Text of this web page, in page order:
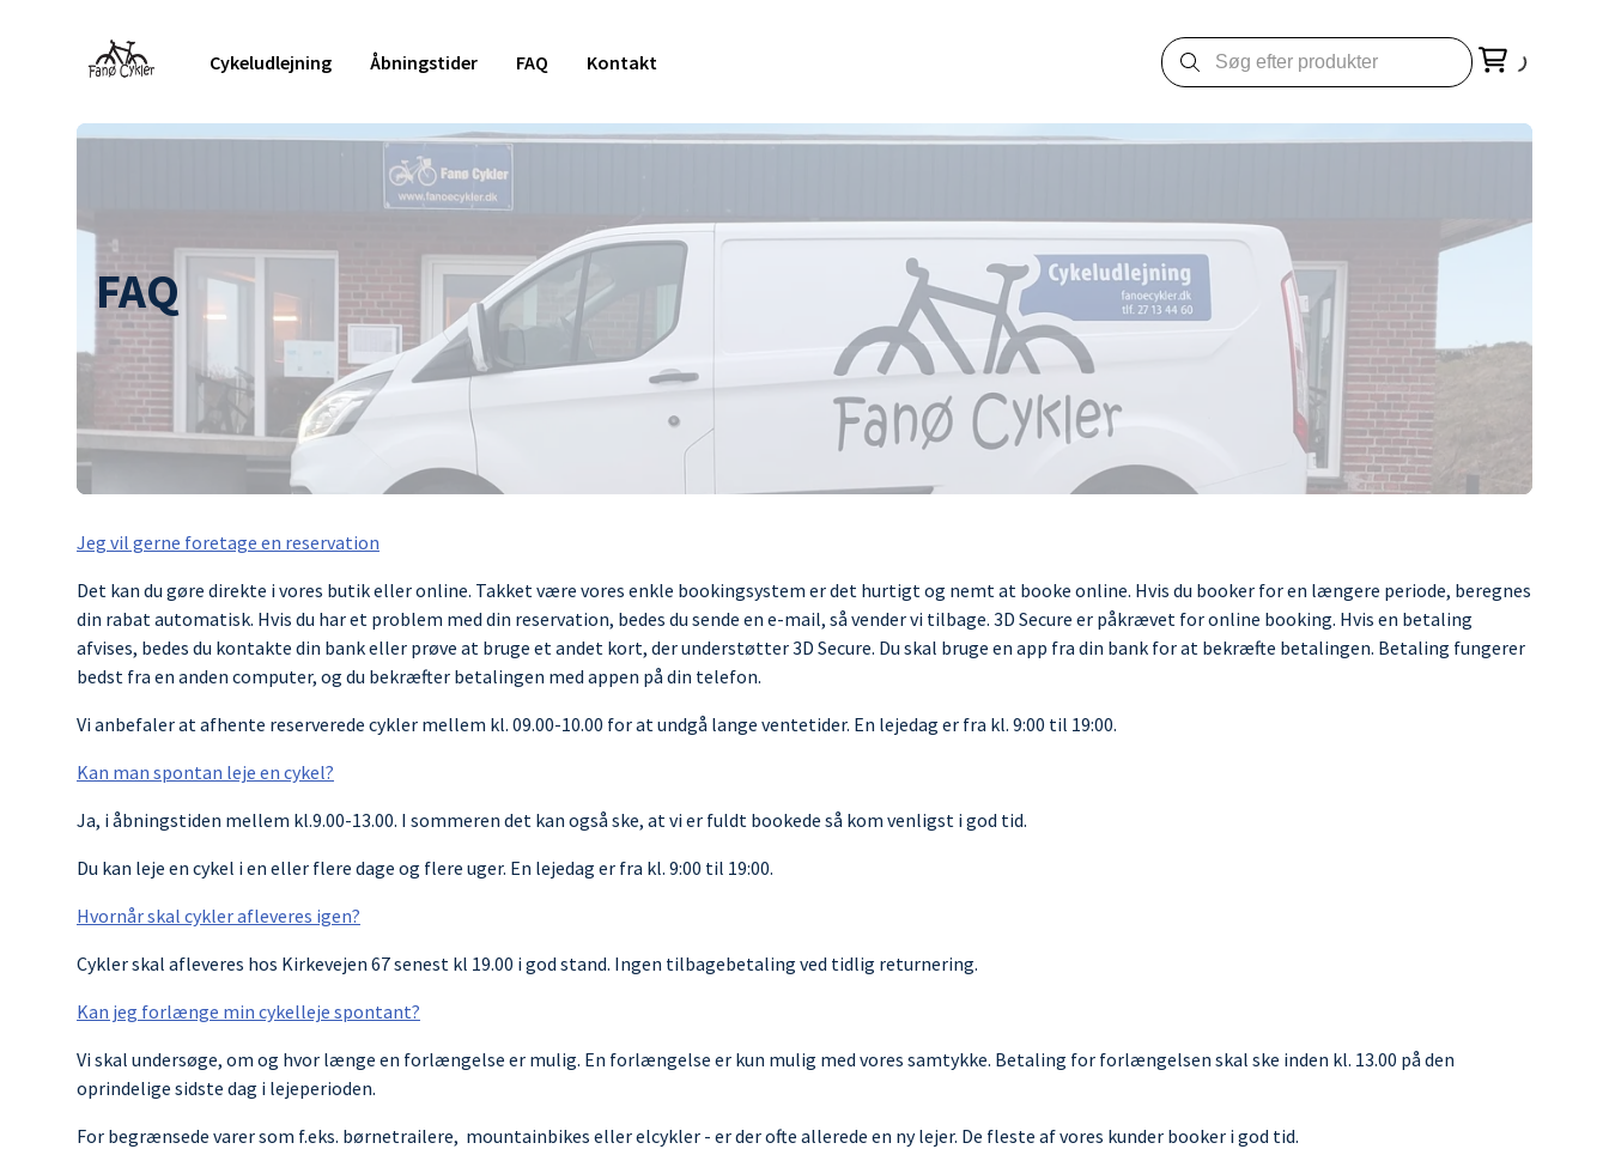
Cykeludlejning Åbningstider FAQ Kontakt
FAQ
Jeg vil gerne foretage en reservation
Det kan du gøre direkte i vores butik eller online. Takket være vores enkle bookingsystem er det hurtigt og nemt at booke online. Hvis du booker for en længere periode, beregnes
din rabat automatisk. Hvis du har et problem med din reservation, bedes du sende en e-mail, så vender vi tilbage. 3D Secure er påkrævet for online booking. Hvis en betaling
afvises, bedes du kontakte din bank eller prøve at bruge et andet kort, der understøtter 3D Secure. Du skal bruge en app fra din bank for at bekræfte betalingen. Betaling fungerer
bedst fra en anden computer, og du bekræfter betalingen med appen på din telefon.
Vi anbefaler at afhente reserverede cykler mellem kl. 09.00-10.00 for at undgå lange ventetider. En lejedag er fra kl. 9:00 til 19:00.
Kan man spontan leje en cykel?
Ja, i åbningstiden mellem kl.9.00-13.00. I sommeren det kan også ske, at vi er fuldt bookede så kom venligst i god tid.
Du kan leje en cykel i en eller flere dage og flere uger. En lejedag er fra kl. 9:00 til 19:00.
Hvornår skal cykler afleveres igen?
Cykler skal afleveres hos Kirkevejen 67 senest kl 19.00 i god stand. Ingen tilbagebetaling ved tidlig returnering.
Kan jeg forlænge min cykelleje spontant?
Vi skal undersøge, om og hvor længe en forlængelse er mulig. En forlængelse er kun mulig med vores samtykke. Betaling for forlængelsen skal ske inden kl. 13.00 på den
oprindelige sidste dag i lejeperioden.
For begrænsede varer som f.eks. børnetrailere, mountainbikes eller elcykler - er der ofte allerede en ny lejer. De fleste af vores kunder booker i god tid.